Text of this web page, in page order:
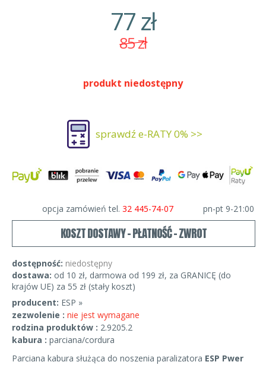
77zł
85zł
produkt niedostępny
sprawdź e-RATY 0% >>
opcja zamówień tel. 32 445-74-07 pn-pt 9-21:00
KOSZT DOSTAWY - PŁATNOŚĆ - ZWROT
dostępność: niedostępny
dostawa: od 10 zł, darmowa od 199 zł, za GRANICĘ (do
krajów UE) za 55 zł (stały koszt)
producent: ESP »
zezwolenie : nie jest wymagane
rodzina produktów : 2.9205.2
kabura : parciana/cordura
Parciana kabura służąca do noszenia paralizatora ESP Pwer